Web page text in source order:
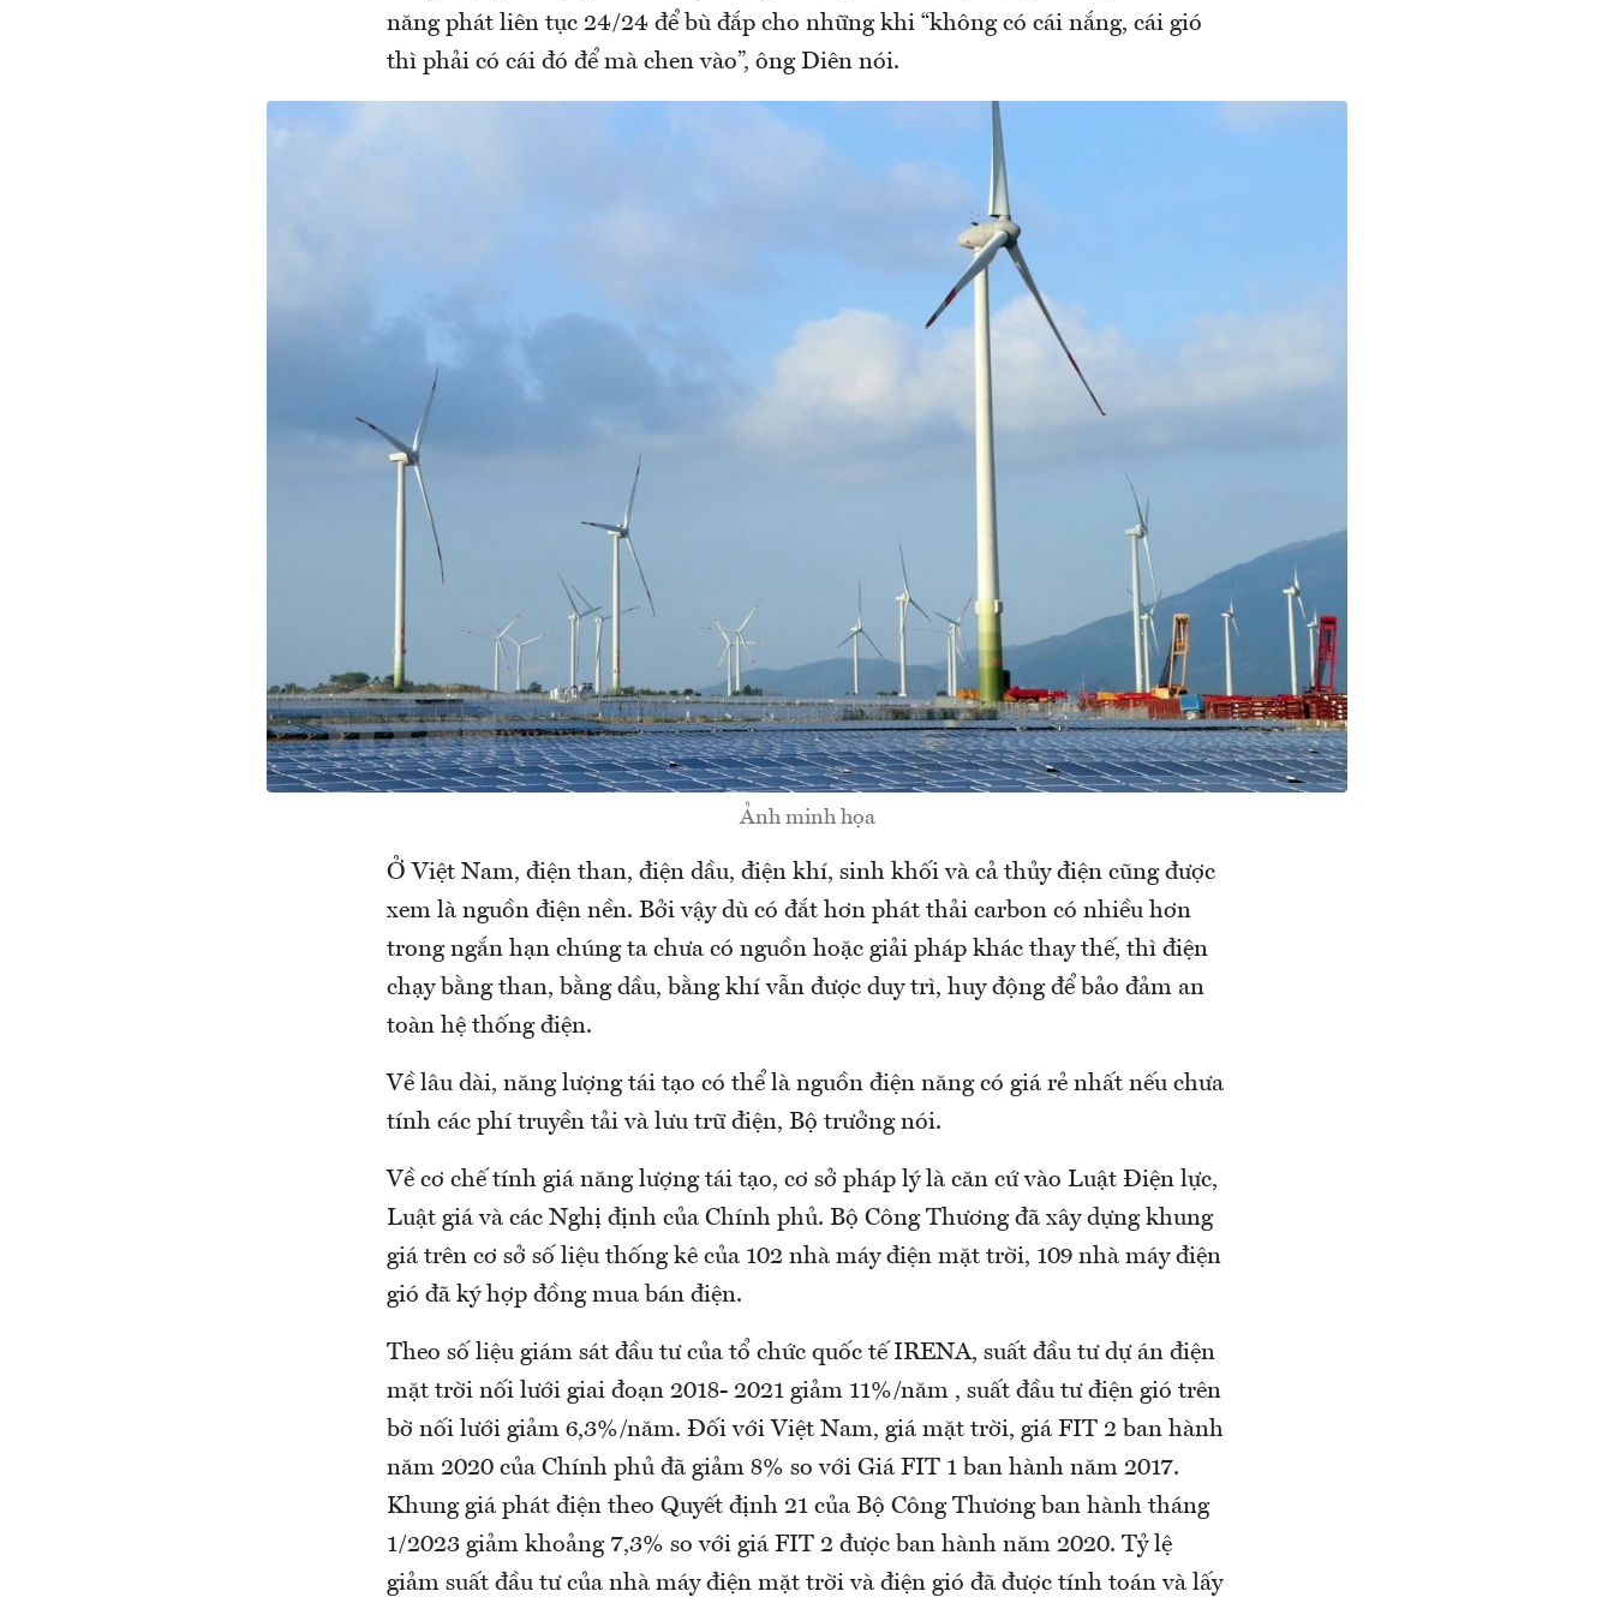
năng phát liên tục 24/24 để bù đắp cho những khi “không có cái nắng, cái gió
thì phải có cái đó để mà chen vào”, ông Diên nói.
Ảnh minh họa
Ở Việt Nam, điện than, điện dầu, điện khí, sinh khối và cả thủy điện cũng được
xem là nguồn điện nền. Bởi vậy dù có đắt hơn phát thải carbon có nhiều hơn
trong ngắn hạn chúng ta chưa có nguồn hoặc giải pháp khác thay thế, thì điện
chạy bằng than, bằng dầu, bằng khí vẫn được duy trì, huy động để bảo đảm an
toàn hệ thống điện.
Về lâu dài, năng lượng tái tạo có thể là nguồn điện năng có giá rẻ nhất nếu chưa
tính các phí truyền tải và lưu trữ điện, Bộ trưởng nói.
Về cơ chế tính giá năng lượng tái tạo, cơ sở pháp lý là căn cứ vào Luật Điện lực,
Luật giá và các Nghị định của Chính phủ. Bộ Công Thương đã xây dựng khung
giá trên cơ sở số liệu thống kê của 102 nhà máy điện mặt trời, 109 nhà máy điện
gió đã ký hợp đồng mua bán điện.
Theo số liệu giám sát đầu tư của tổ chức quốc tế IRENA, suất đầu tư dự án điện
mặt trời nối lưới giai đoạn 2018- 2021 giảm 11%/năm , suất đầu tư điện gió trên
bờ nối lưới giảm 6,3%/năm. Đối với Việt Nam, giá mặt trời, giá FIT 2 ban hành
năm 2020 của Chính phủ đã giảm 8% so với Giá FIT 1 ban hành năm 2017.
Khung giá phát điện theo Quyết định 21 của Bộ Công Thương ban hành tháng
1/2023 giảm khoảng 7,3% so với giá FIT 2 được ban hành năm 2020. Tỷ lệ
giảm suất đầu tư của nhà máy điện mặt trời và điện gió đã được tính toán và lấy